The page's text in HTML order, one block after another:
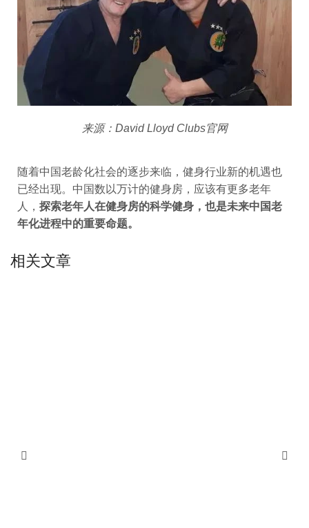
来源：David Lloyd Clubs官网
随着中国老龄化社会的逐步来临，健身行业新的机遇也
已经出现。中国数以万计的健身房，应该有更多老年
人， 探索老年人在健身房的科学健身，也是未来中国老
年化进程中的重要命题。
相关文章